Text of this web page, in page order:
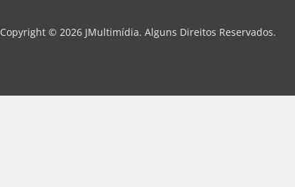
Copyright © 2026 JMultimídia. Alguns Direitos Reservados.